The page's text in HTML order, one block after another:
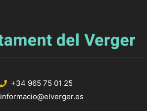
+34 965 75 01 25
informacio@elverger.es